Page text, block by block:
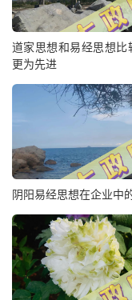
道家思想和易经思想比
更为先进
阴阳易经思想在企业中